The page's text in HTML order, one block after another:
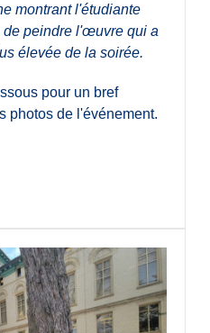
montrant l'étudiante
de peindre l'œuvre qui a
élevée de la soirée.
pour un bref
photos de l'événement.